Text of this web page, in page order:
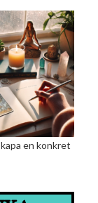
en konkret